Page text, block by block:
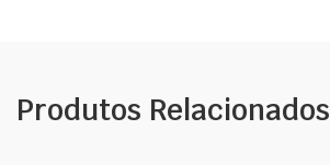
Produtos Relacionados